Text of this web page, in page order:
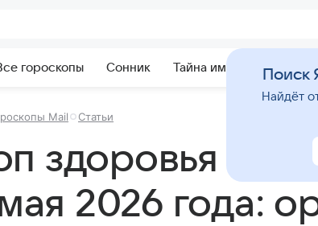
гороскопы Сонник Тайна имени Гадания
Mail Статьи
здоровья на
мая 2026 года:
Поиск
Найдёт